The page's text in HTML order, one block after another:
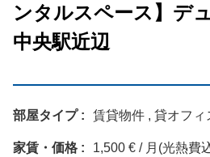
ンタルスペース】デ
中央駅近辺
部屋タイプ 賃貸物件 , 貸オフィ
家賃・価格 1,500 € / 月(光熱費